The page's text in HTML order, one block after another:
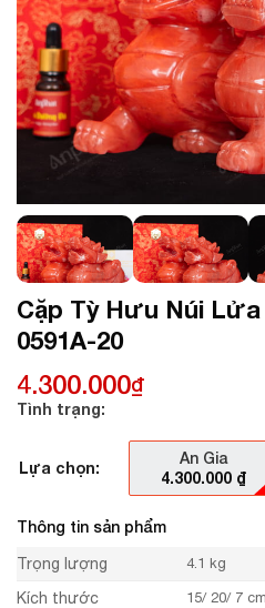
Cặp Tỳ Hưu Núi Lửa
0591A-20
4.300.000₫
Tình trạng:
Lựa chọn:
An Gia
4.300.000 ₫
Thông tin sản phẩm
Trọng lượng 4.1 kg
Kích thước 15/ 20/ 7